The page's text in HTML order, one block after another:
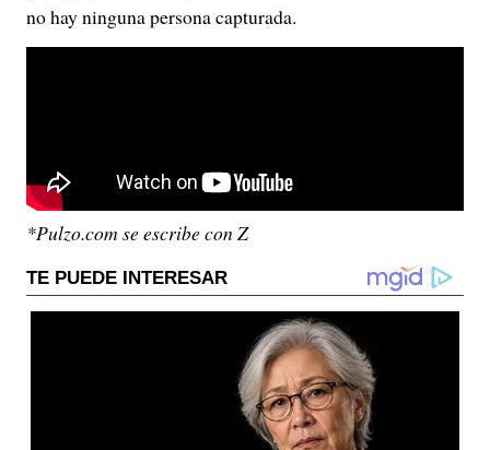
no hay ninguna persona capturada.
*Pulzo.com se escribe con Z